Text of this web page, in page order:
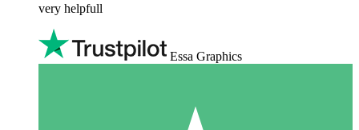
very helpfull
Essa Graphics